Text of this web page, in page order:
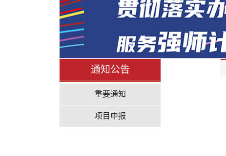
通知公告
重要通知
项目申报